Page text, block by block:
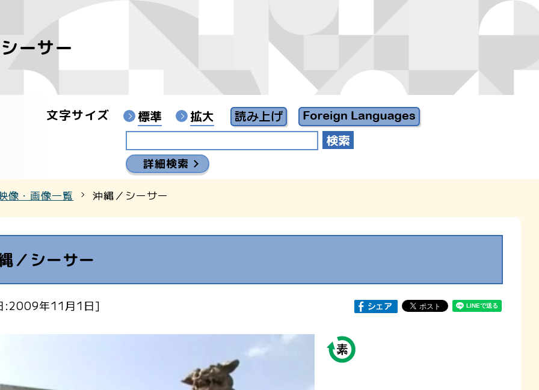
ンターYouTubeチャンネル
ーサー
文字サイズ 標準 拡大
詳細検索
像・画像一覧 沖縄／シーサー
／シーサー
:2009年11月1日]